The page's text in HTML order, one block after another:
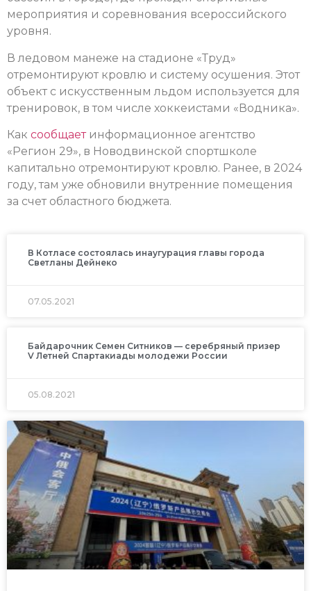
мероприятия и соревнования всероссийского
уровня.
В ледовом манеже на стадионе «Труд»
отремонтируют кровлю и систему осушения. Этот
объект с искусственным льдом используется для
тренировок, в том числе хоккеистами «Водника».
Как сообщаетинформационное агентство
«Регион 29», в Новодвинской спортшколе
капитально отремонтируют кровлю. Ранее, в 2024
году, там уже обновили внутренние помещения
за счет областного бюджета.
В Котласе состоялась инаугурация главы города
Светланы Дейнеко
07.05.2021
Байдарочник Семен Ситников — серебряный призер
V Летней Спартакиады молодежи России
05.08.2021